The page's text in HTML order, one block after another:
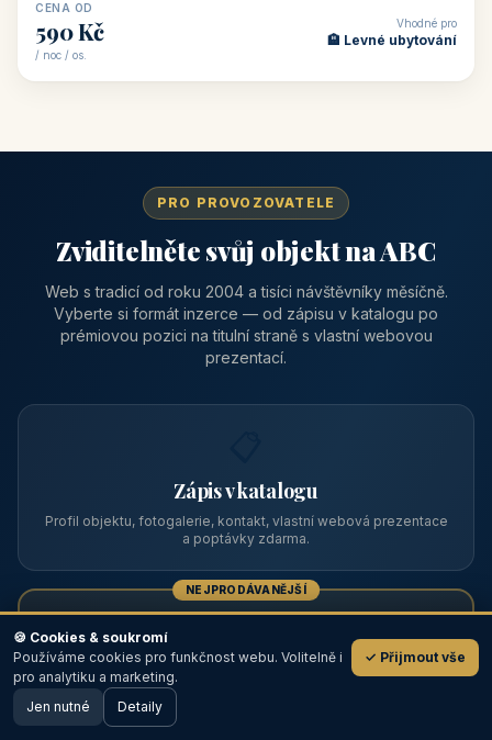
CENA OD
590 Kč
/ noc / os.
Vhodné pro
🏨 Levné ubytování
PRO PROVOZOVATELE
Zviditelněte svůj objekt na ABC
Web s tradicí od roku 2004 a tisíci návštěvníky měsíčně.
Vyberte si formát inzerce — od zápisu v katalogu po
prémiovou pozici na titulní straně s vlastní webovou
prezentací.
Zápis v katalogu
Profil objektu, fotogalerie, kontakt, vlastní webová prezentace
a poptávky zdarma.
NEJPRODÁVANĚJŠÍ
Prémiový partner
TOP pozice na titulce, přednost ve výpisech, zlatý odznak a
💬
🖥️ Desktop verze
🍪 Cookies & soukromí
Používáme cookies pro funkčnost webu. Volitelně i
pro analytiku a marketing.
✓ Přijmout vše
Jen nutné Detaily